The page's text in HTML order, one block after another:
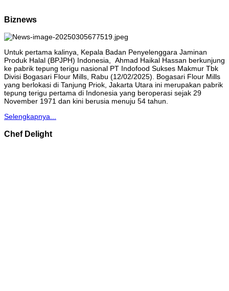
Biznews
Untuk pertama kalinya, Kepala Badan Penyelenggara Jaminan
Produk Halal (BPJPH) Indonesia, Ahmad Haikal Hassan berkunjung
ke pabrik tepung terigu nasional PT Indofood Sukses Makmur Tbk
Divisi Bogasari Flour Mills, Rabu (12/02/2025). Bogasari Flour Mills
yang berlokasi di Tanjung Priok, Jakarta Utara ini merupakan pabrik
tepung terigu pertama di Indonesia yang beroperasi sejak 29
November 1971 dan kini berusia menuju 54 tahun.
Selengkapnya...
Chef Delight